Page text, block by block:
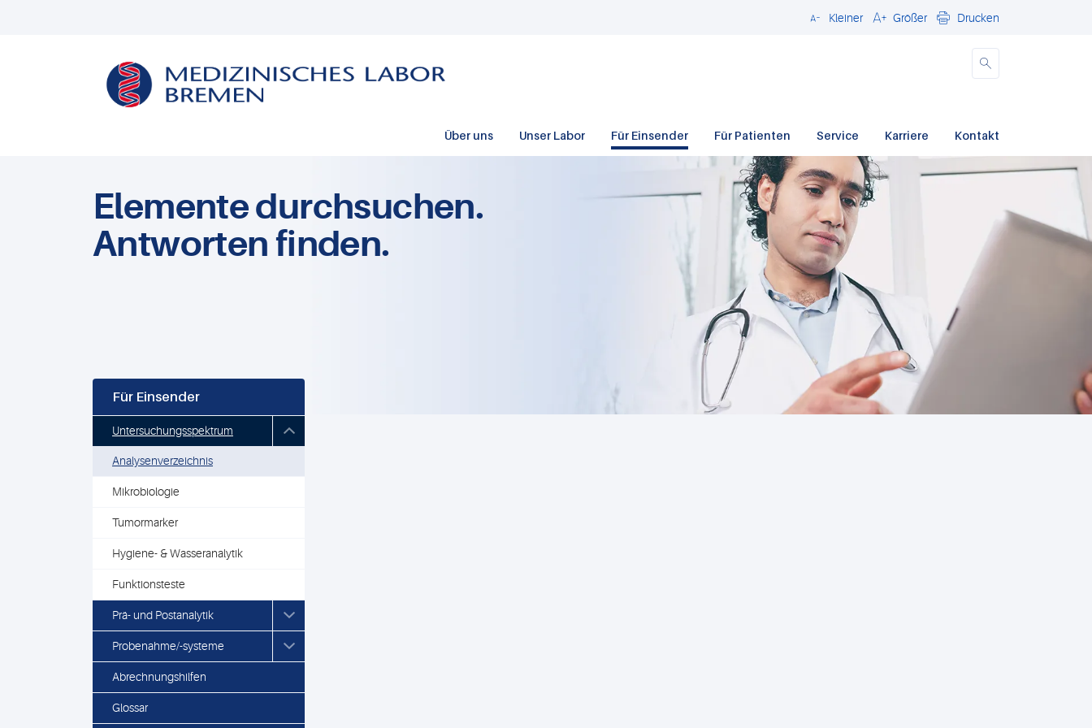
Schließen
Kleiner Größer Drucken
Über uns Unser Labor Für Einsender Für Patienten Service Karriere Kontakt
Elemente durchsuchen.
Antworten finden.
Für Einsender
Untersuchungsspektrum
Analysenverzeichnis
Mikrobiologie
Tumormarker
Hygiene- & Wasseranalytik
Funktionsteste
Prä- und Postanalytik
Probenahme/-systeme
Abrechnungshilfen
Glossar